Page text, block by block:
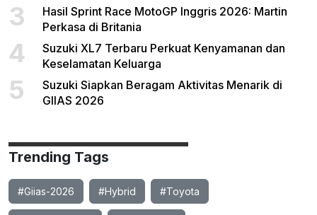
3
Hasil Sprint Race MotoGP Inggris 2026: Martin
Perkasa di Britania
4
Suzuki XL7 Terbaru Perkuat Kenyamanan dan
Keselamatan Keluarga
5
Suzuki Siapkan Beragam Aktivitas Menarik di
GIIAS 2026
Trending Tags
#Giias-2026 #Hybrid #Toyota